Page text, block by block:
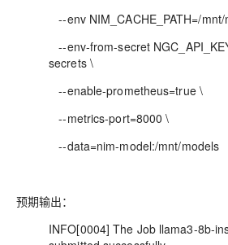
--env NIM_CACHE_PATH=/
--env-from-secret
secrets \
--enable-prometheus=true \
--metrics-port=8000 \
--data=nim-model:/mnt/models
预期输出：
INFO[0004] The Job llama3-8b-